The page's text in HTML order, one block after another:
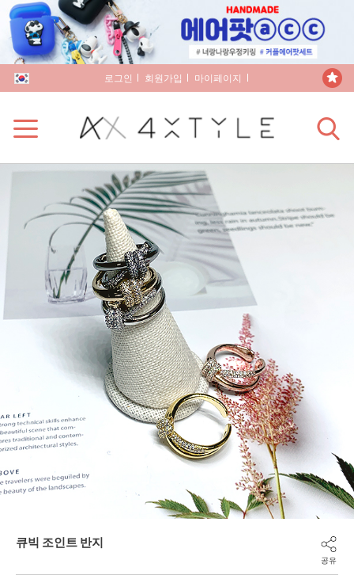
로그인 회원가입 마이페이지
큐빅 조인트 반지
공유